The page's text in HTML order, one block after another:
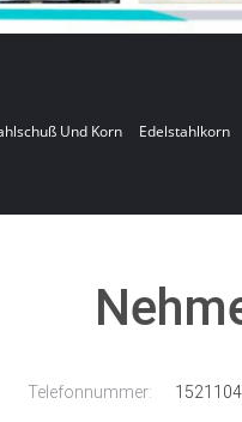
Und Korn Edelstahlkorn
Telefonnummer: